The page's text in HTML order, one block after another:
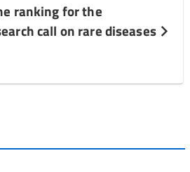
ranking for the
call on rare diseases